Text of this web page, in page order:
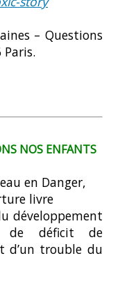
– Questions
NOS ENFANTS
développement
de déficit de
d’un trouble du